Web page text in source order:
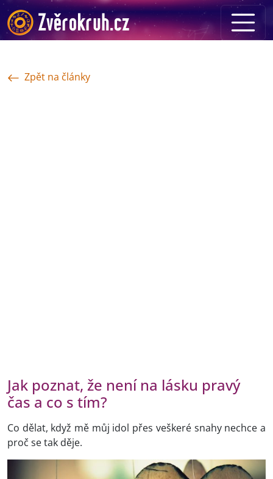
Zpět na články
Jak poznat, že není na lásku pravý
čas a co s tím?
Co dělat, když mě můj idol přes veškeré snahy nechce a
proč se tak děje.